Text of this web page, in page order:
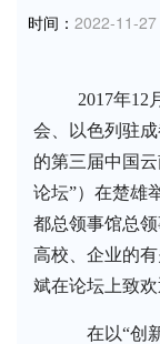
时间： 2022-11-27
2017年12
会、以色列驻
的第三届中国
论坛”）在楚雄
都总领事馆总
高校、企业的
斌在论坛上致欢
在以“创